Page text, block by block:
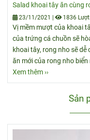
Salad khoai tây ăn cùng
23/11/2021 | 1836 Lượt
Vị mềm mượt của khoai
của trứng cá chuồn sẽ
khoai tây, rong nho sẽ
ăn mới của rong nho
Xem thêm ››
Sản